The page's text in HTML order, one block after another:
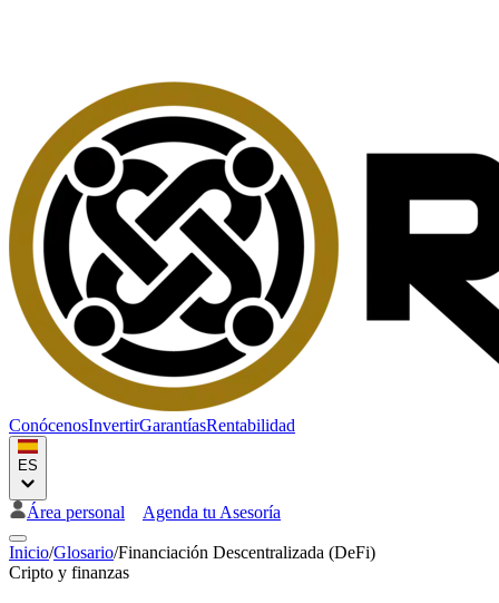
ConócenosInvertirGarantíasRentabilidad
ES
Área personal Agenda tu Asesoría
Inicio/Glosario/Financiación Descentralizada (DeFi)
Cripto y finanzas